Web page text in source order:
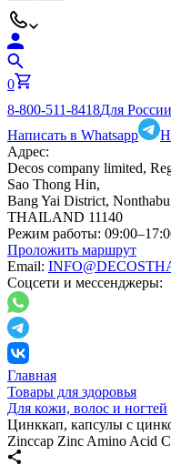
0
8-800-511-8418Для России
Написать в Whatsapp
Адрес:
Decos company limited,
Sao Thong Hin,
Bang Yai District,
THAILAND 11140
Режим работы:
Проложить маршрут
Email:
Соцсети и мессенджеры:
Главная
Товары для здоровья
Для кожи, волос и ногтей
Цинккап, капсулы с
Zinccap Zinc Amino Acid